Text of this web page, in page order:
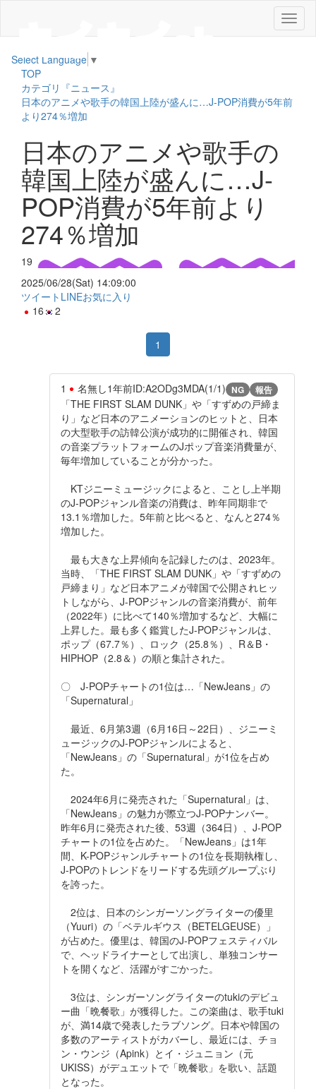
メ
ニ
Select Language ▼
TOP
カテゴリ『ニュース』
日本のアニメや歌手の韓国上陸が盛んに…J-POP消費が5年前
より274％増加
日本のアニメや歌手の
韓国上陸が盛んに…J-
POP消費が5年前より
274％増加
19
2025/06/28(Sat) 14:09:00
ツイート LINEお気に入り
16
2
1
1 名無し1年前ID:A2ODg3MDA(1/1) NG 報告
「THE FIRST SLAM DUNK」や「すずめの戸締ま
り」など日本のアニメーションのヒットと、日本
の大型歌手の訪韓公演が成功的に開催され、韓国
の音楽プラットフォームのJポップ音楽消費量が、
毎年増加していることが分かった。
KTジニーミュージックによると、ことし上半期
のJ-POPジャンル音楽の消費は、昨年同期非で
13.1％増加した。5年前と比べると、なんと274％
増加した。
最も大きな上昇傾向を記録したのは、2023年。
当時、「THE FIRST SLAM DUNK」や「すずめの
戸締まり」など日本アニメが韓国で公開されヒッ
トしながら、J-POPジャンルの音楽消費が、前年
（2022年）に比べて140％増加するなど、大幅に
上昇した。最も多く鑑賞したJ-POPジャンルは、
ポップ（67.7％）、ロック（25.8％）、R＆B・
HIPHOP（2.8＆）の順と集計された。
〇 J-POPチャートの1位は…「NewJeans」の
「Supernatural」
最近、6月第3週（6月16日～22日）、ジニーミ
ュージックのJ-POPジャンルによると、
「NewJeans」の「Supernatural」が1位を占め
た。
2024年6月に発売された「Supernatural」は、
「NewJeans」の魅力が際立つJ-POPナンバー。
昨年6月に発売された後、53週（364日）、J-POP
チャートの1位を占めた。「NewJeans」は1年
間、K-POPジャンルチャートの1位を長期執権し、
J-POPのトレンドをリードする先頭グループぶり
を誇った。
2位は、日本のシンガーソングライターの優里
（Yuuri）の「ベテルギウス（BETELGEUSE）」
が占めた。優里は、韓国のJ-POPフェスティバル
で、ヘッドライナーとして出演し、単独コンサー
トを開くなど、活躍がすごかった。
3位は、シンガーソングライターのtukiのデビュ
ー曲「晩餐歌」が獲得した。この楽曲は、歌手tuki
が、満14歳で発表したラブソング。日本や韓国の
多数のアーティストがカバーし、最近には、チョ
ン・ウンジ（Apink）とイ・ジュニョン（元
UKISS）がデュエットで「晩餐歌」を歌い、話題
となった。